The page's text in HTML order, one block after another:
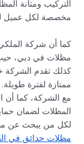
التركيب ومتانة
مخصصة لكل عميل
كما أن شركة الملكي
مظلات في دبي، حيث
كذلك تقدم الشركة
ممتازة لفترة
مع الشركة، كما أن
المظلات لضمان
لكل من يبحث عن
مظلات حدائق في